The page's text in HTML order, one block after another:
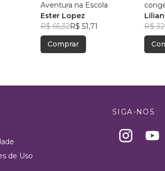
Aventura na Escola
Ester Lopez
R$ 65,32R$ 51,71
Comprar
R$
de Uso
SIGA-NOS